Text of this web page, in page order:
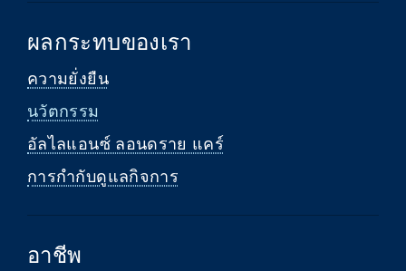
ผลกระทบของเรา
ความยั่งยืน
นวัตกรรม
อัลไลแอนซ์ ลอนดราย แคร์
การกำกับดูแลกิจการ
อาชีพ